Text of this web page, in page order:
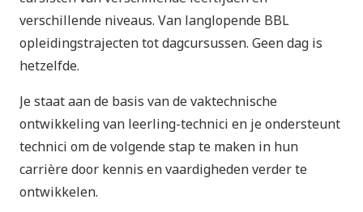
verschillende niveaus. Van langlopende BBL
opleidingstrajecten tot dagcursussen. Geen dag is
hetzelfde.
Je staat aan de basis van de vaktechnische
ontwikkeling van leerling-technici en je ondersteunt
technici om de volgende stap te maken in hun
carrière door kennis en vaardigheden verder te
ontwikkelen.